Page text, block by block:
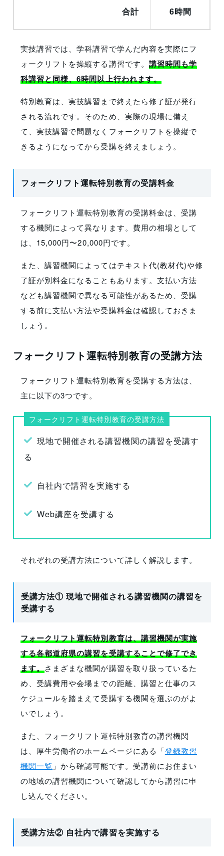
合計 6時間
実技講習では、学科講習で学んだ内容を実際にフ
ォークリフトを操縦する講習です。 講習時間も学
科講習と同様、6時間以上行われます。
特別教育は、実技講習まで終えたら修了証が発行
される流れです。そのため、実際の現場に備え
て、実技講習で問題なくフォークリフトを操縦で
きるようになってから受講を終えましょう。
フォークリフト運転特別教育の受講料金
フォークリフト運転特別教育の受講料金は、受講
する機関によって異なります。費用の相場として
は、15,000円〜20,000円です。
また、講習機関によってはテキスト代(教材代)や修
了証が別料金になることもあります。支払い方法
なども講習機関で異なる可能性があるため、受講
する前に支払い方法や受講料金は確認しておきま
しょう。
フォークリフト運転特別教育の受講方法
フォークリフト運転特別教育を受講する方法は、
主に以下の3つです。
フォークリフト運転特別教育の受講方法
現地で開催される講習機関の講習を受講す
る
自社内で講習を実施する
Web講座を受講する
それぞれの受講方法について詳しく解説します。
受講方法① 現地で開催される講習機関の講習を
受講する
フォークリフト運転特別教育は、講習機関が実施
する各都道府県の講習を受講することで修了でき
ます。さまざまな機関が講習を取り扱っているた
め、受講費用や会場までの距離、講習と仕事のス
ケジュールを踏まえて受講する機関を選ぶのがよ
いでしょう。
また、フォークリフト運転特別教育の講習機関
は、厚生労働省のホームページにある「登録教習
機関一覧 」から確認可能です。受講前にお住まい
の地域の講習機関について確認してから講習に申
し込んでください。
受講方法② 自社内で講習を実施する